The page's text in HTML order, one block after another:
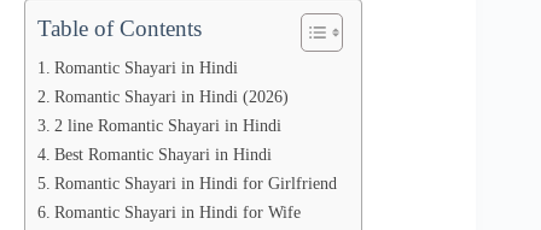
Table of Contents
Romantic Shayari in Hindi
Romantic Shayari in Hindi (2026)
2 line Romantic Shayari in Hindi
Best Romantic Shayari in Hindi
Romantic Shayari in Hindi for Girlfriend
Romantic Shayari in Hindi for Wife